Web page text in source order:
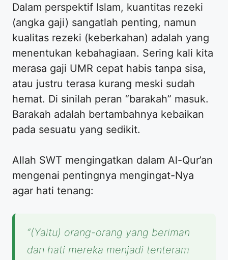
Dalam perspektif Islam, kuantitas rezeki
(angka gaji) sangatlah penting, namun
kualitas rezeki (keberkahan) adalah yang
menentukan kebahagiaan. Sering kali kita
merasa gaji UMR cepat habis tanpa sisa,
atau justru terasa kurang meski sudah
hemat. Di sinilah peran “barakah” masuk.
Barakah adalah bertambahnya kebaikan
pada sesuatu yang sedikit.
Allah SWT mengingatkan dalam Al-Qur’an
mengenai pentingnya mengingat-Nya
agar hati tenang:
“(Yaitu) orang-orang yang beriman
dan hati mereka menjadi tenteram